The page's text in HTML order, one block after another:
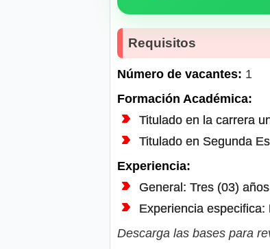
Requisitos
Número de vacantes: 1
Formación Académica:
Titulado en la carrera
Titulado en Segunda
Experiencia:
General: Tres (03)
Experiencia
Descarga las bases para